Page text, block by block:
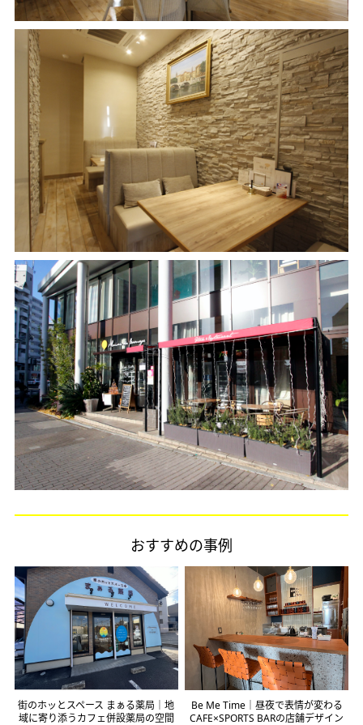
おすすめの事例
街のホッとスペース まぁる薬局｜地
域に寄り添うカフェ併設薬局の空間
Be Me Time｜昼夜で表情が変わる
CAFE×SPORTS BARの店舗デザイン